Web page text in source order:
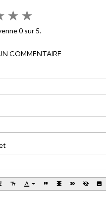
★ ★
0 sur 5.
COMMENTAIRE